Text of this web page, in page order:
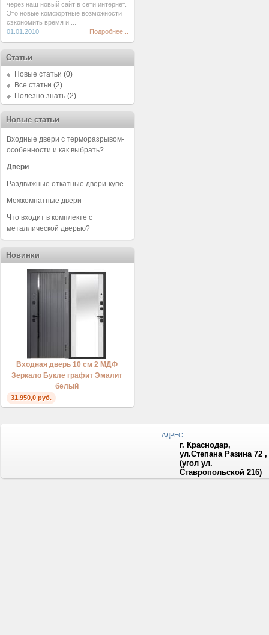
через наш новый сайт в сети интернет.
Это новые комфортные возможности
сэкономить время и ...
01.01.2010
Подробнее...
Статьи
Новые статьи (0)
Все статьи (2)
Полезно знать (2)
Новые статьи
Входные двери с терморазрывом-
особенности и как выбрать?
Двери
Раздвижные откатные двери-купе.
Межкомнатные двери
Что входит в комплекте с
металлической дверью?
Новинки
Входная дверь 10 см 2 МДФ
Зеркало Букле графит Эмалит
белый
31.950,0 руб.
АДРЕС:
г. Краснодар,
ул.Степана Разина 72 ,
(угол ул.
Ставропольской 216)